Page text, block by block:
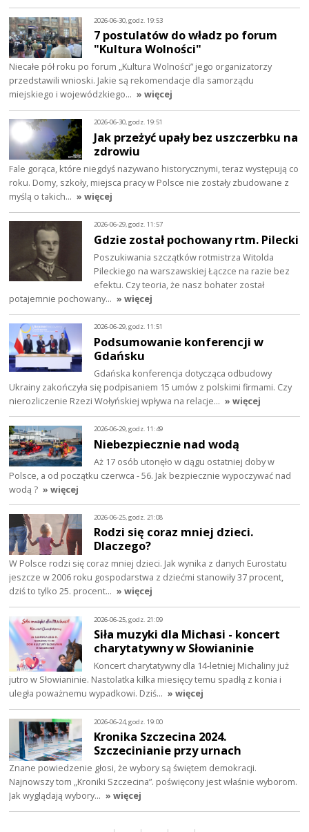
2026-06-30, godz. 19:53
7 postulatów do władz po forum
"Kultura Wolności"
Niecałe pół roku po forum „Kultura Wolności” jego organizatorzy
przedstawili wnioski. Jakie są rekomendacje dla samorządu
miejskiego i wojewódzkiego… » więcej
2026-06-30, godz. 19:51
Jak przeżyć upały bez uszczerbku na
zdrowiu
Fale gorąca, które niegdyś nazywano historycznymi, teraz występują co
roku. Domy, szkoły, miejsca pracy w Polsce nie zostały zbudowane z
myślą o takich… » więcej
2026-06-29, godz. 11:57
Gdzie został pochowany rtm. Pilecki
Poszukiwania szczątków rotmistrza Witolda
Pileckiego na warszawskiej Łączce na razie bez
efektu. Czy teoria, że nasz bohater został
potajemnie pochowany… » więcej
2026-06-29, godz. 11:51
Podsumowanie konferencji w
Gdańsku
Gdańska konferencja dotycząca odbudowy
Ukrainy zakończyła się podpisaniem 15 umów z polskimi firmami. Czy
nierozliczenie Rzezi Wołyńskiej wpływa na relacje… » więcej
2026-06-29, godz. 11:49
Niebezpiecznie nad wodą
Aż 17 osób utonęło w ciągu ostatniej doby w
Polsce, a od początku czerwca - 56. Jak bezpiecznie wypoczywać nad
wodą ? » więcej
2026-06-25, godz. 21:08
Rodzi się coraz mniej dzieci.
Dlaczego?
W Polsce rodzi się coraz mniej dzieci. Jak wynika z danych Eurostatu
jeszcze w 2006 roku gospodarstwa z dziećmi stanowiły 37 procent,
dziś to tylko 25. procent… » więcej
2026-06-25, godz. 21:09
Siła muzyki dla Michasi - koncert
charytatywny w Słowianinie
Koncert charytatywny dla 14-letniej Michaliny już
jutro w Słowianinie. Nastolatka kilka miesięcy temu spadłą z konia i
uległa poważnemu wypadkowi. Dziś… » więcej
2026-06-24, godz. 19:00
Kronika Szczecina 2024.
Szczecinianie przy urnach
Znane powiedzenie głosi, że wybory są świętem demokracji.
Najnowszy tom „Kroniki Szczecina”. poświęcony jest właśnie wyborom.
Jak wyglądają wybory… » więcej